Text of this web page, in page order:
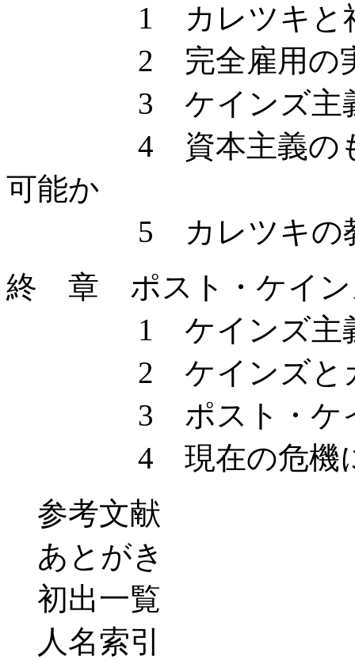
1 カレツキと社
2 完全雇用の実
3 ケインズ主義
4 資本主義のもと
可能か
5 カレツキの
終 章 ポスト・ケイン
1 ケインズ主義か
2 ケインズとカ
3 ポスト・ケイン
4 現在の危機にど
参考文献
あとがき
初出一覧
人名索引